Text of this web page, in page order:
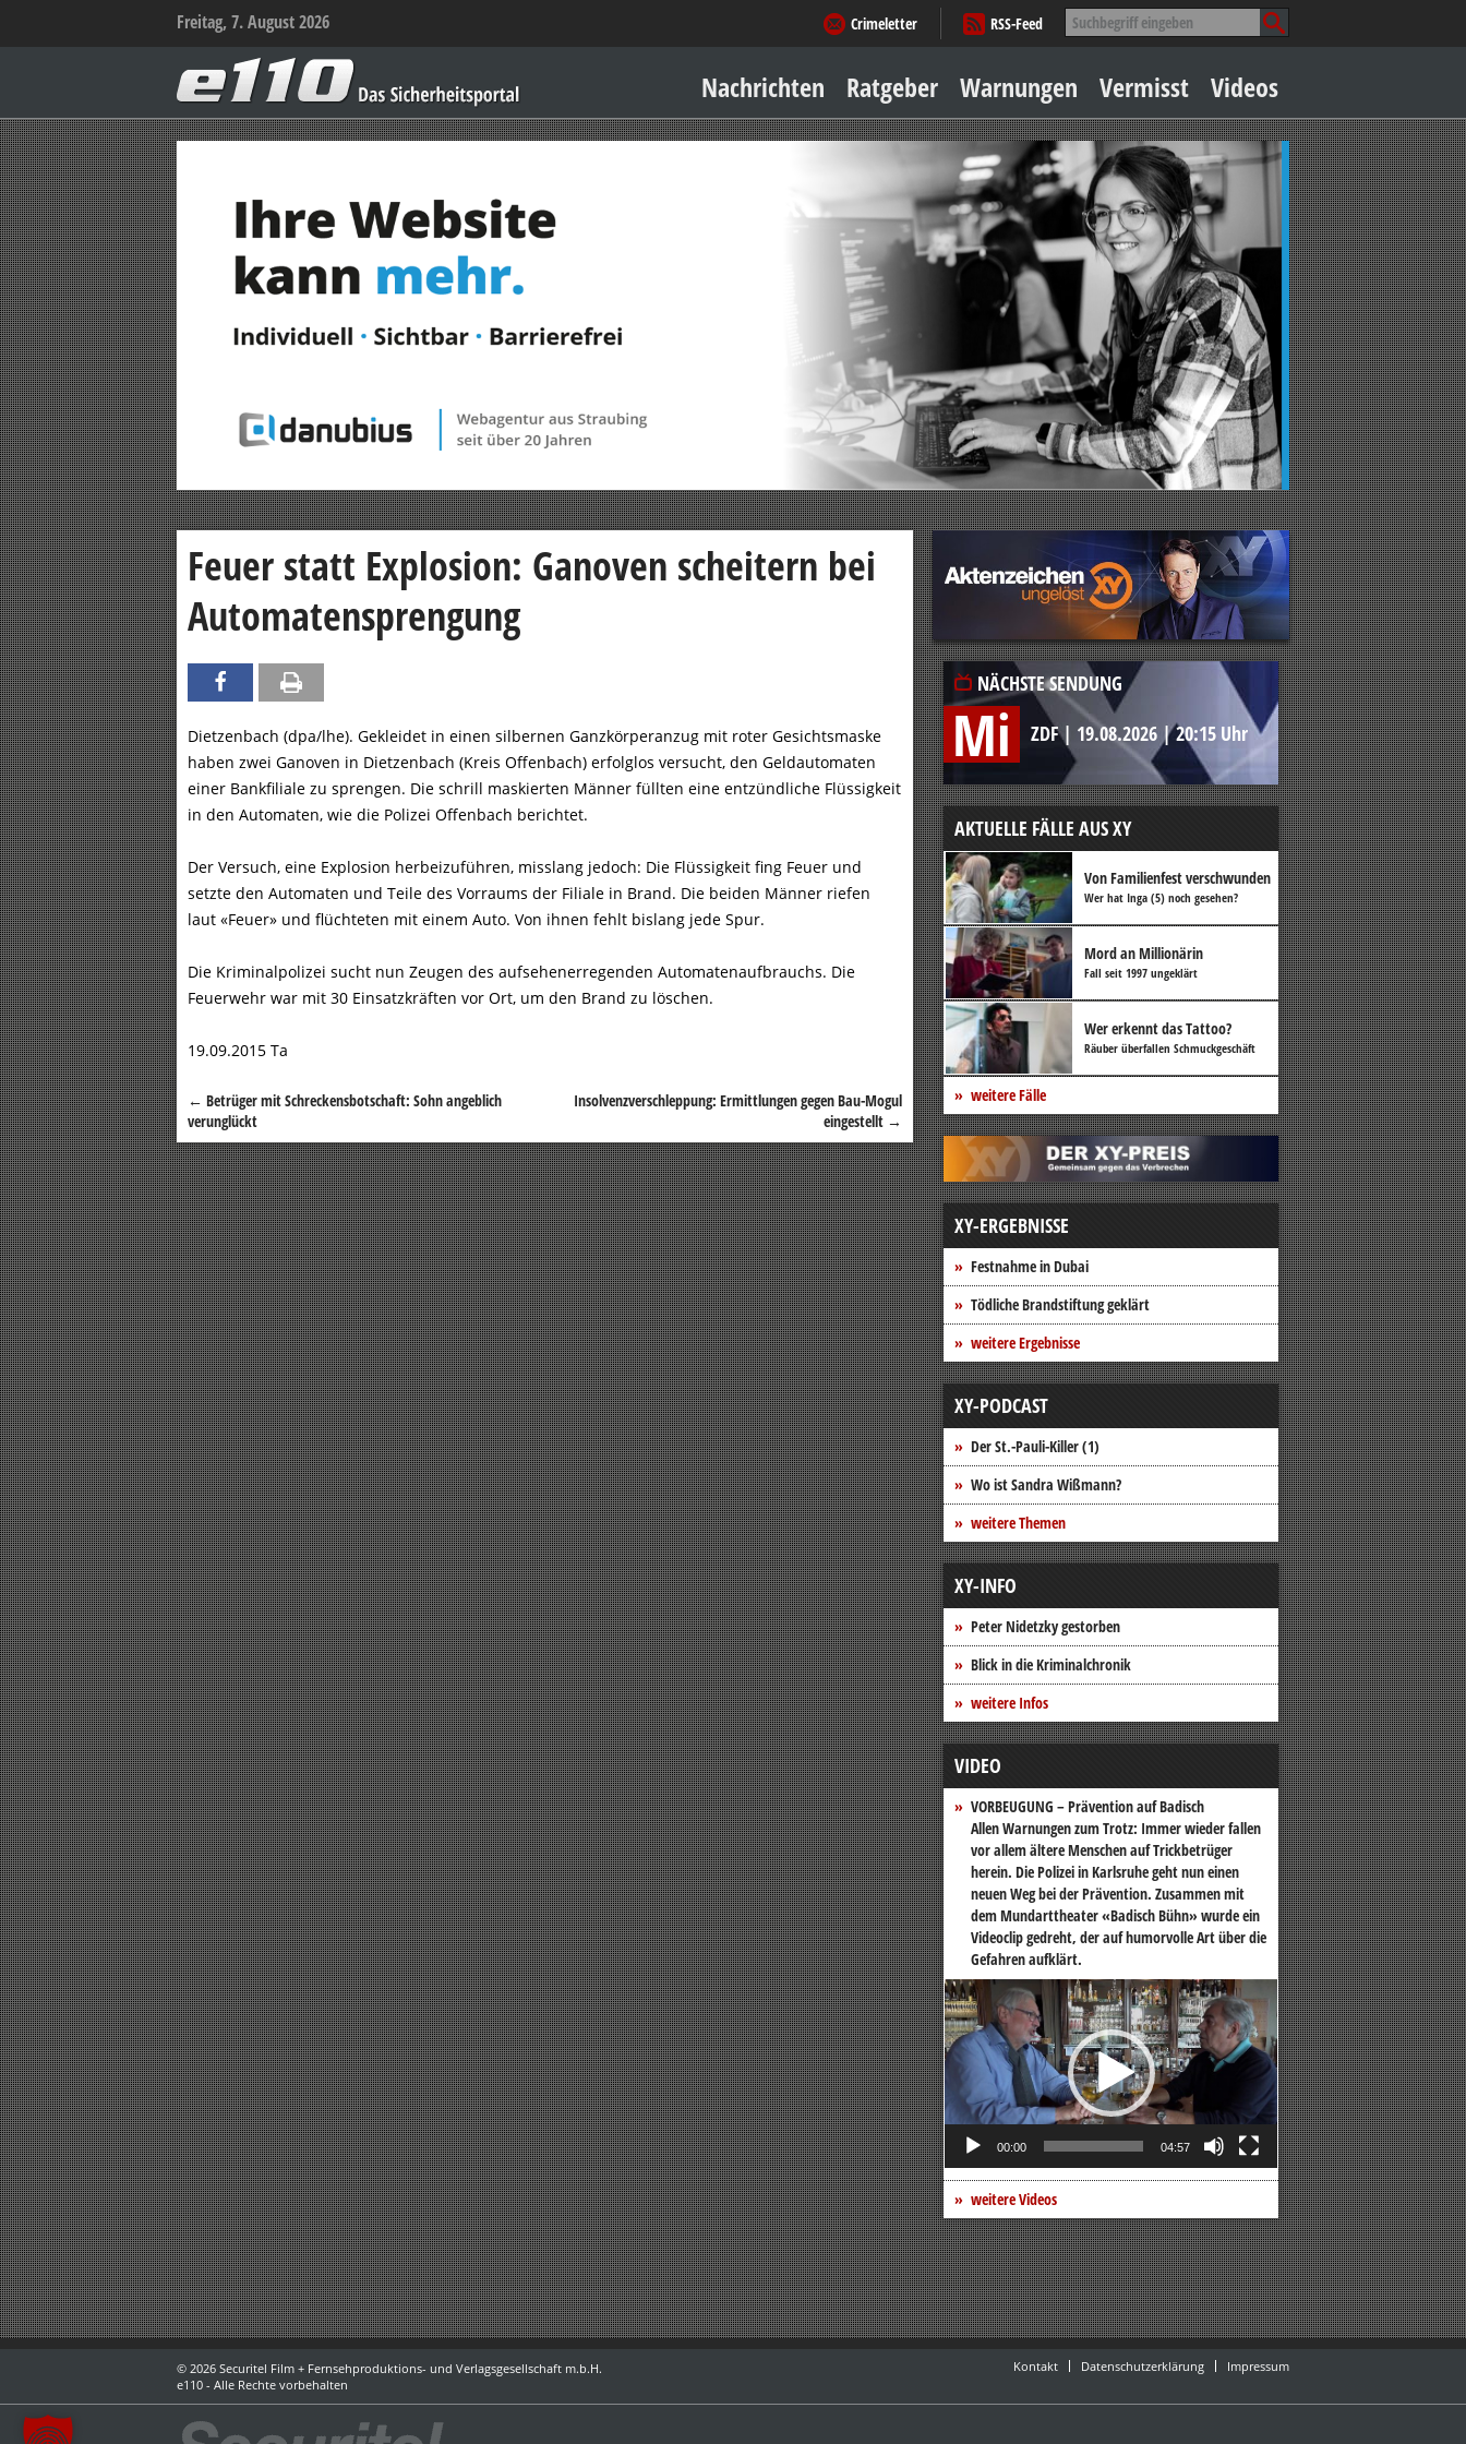
Freitag, 7. August 2026 Suche
nach:
Crimeletter
RSS-Feed
–
Das
Sicherheitsportal
Inhalt
springen
Nachrichten Ratgeber
Sicher zu Hause
Geld & Einkauf
Amore & mehr
Mobiles Leben
Arbeitsleben
Warnungen Vermisst Videos
Feuer statt Explosion: Ganoven scheitern bei
Automatensprengung
Dietzenbach (dpa/lhe). Gekleidet in einen silbernen Ganzkörperanzug mit roter Gesichtsmaske
haben zwei Ganoven in Dietzenbach (Kreis Offenbach) erfolglos versucht, den Geldautomaten
einer Bankfiliale zu sprengen. Die schrill maskierten Männer füllten eine entzündliche Flüssigkeit
in den Automaten, wie die Polizei Offenbach berichtet.
Der Versuch, eine Explosion herbeizuführen, misslang jedoch: Die Flüssigkeit fing Feuer und
setzte den Automaten und Teile des Vorraums der Filiale in Brand. Die beiden Männer riefen
laut «Feuer» und flüchteten mit einem Auto. Von ihnen fehlt bislang jede Spur.
Die Kriminalpolizei sucht nun Zeugen des aufsehenerregenden Automatenaufbrauchs. Die
Feuerwehr war mit 30 Einsatzkräften vor Ort, um den Brand zu löschen.
19.09.2015 Ta
Beitragsnavigation
← Betrüger mit Schreckensbotschaft: Sohn angeblich
verunglückt
Insolvenzverschleppung: Ermittlungen gegen Bau-Mogul
eingestellt →
NÄCHSTE SENDUNG
Mi ZDF| 19.08.2026 |20:15 Uhr
AKTUELLE FÄLLE AUS XY
Von Familienfest verschwunden
Wer hat Inga (5) noch gesehen?
Mord an Millionärin
Fall seit 1997 ungeklärt
Wer erkennt das Tattoo?
Räuber überfallen Schmuckgeschäft
weitere Fälle
XY-ERGEBNISSE
Festnahme in Dubai
Tödliche Brandstiftung geklärt
weitere Ergebnisse
XY-PODCAST
Der St.-Pauli-Killer (1)
Wo ist Sandra Wißmann?
weitere Themen
XY-INFO
Peter Nidetzky gestorben
Blick in die Kriminalchronik
weitere Infos
VIDEO
VORBEUGUNG – Prävention auf Badisch
Allen Warnungen zum Trotz: Immer wieder fallen
vor allem ältere Menschen auf Trickbetrüger
herein. Die Polizei in Karlsruhe geht nun einen
neuen Weg bei der Prävention. Zusammen mit
dem Mundarttheater «Badisch Bühn» wurde ein
Videoclip gedreht, der auf humorvolle Art über die
Gefahren aufklärt.
Video-
Player
00:00 04:57
weitere Videos
© 2026 Securitel Film + Fernsehproduktions- und Verlagsgesellschaft m.b.H.
e110 - Alle Rechte vorbehalten
Kontakt Datenschutzerklärung Impressum